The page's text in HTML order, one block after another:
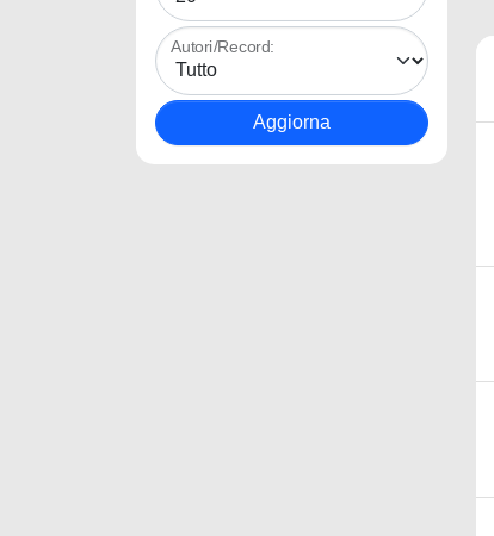
Autori/Record: